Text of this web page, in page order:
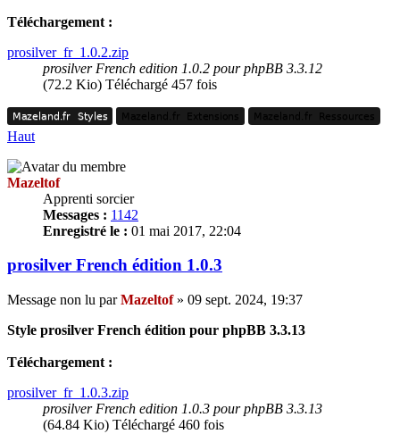
Téléchargement :
prosilver_fr_1.0.2.zip
prosilver French edition 1.0.2 pour phpBB 3.3.12
(72.2 Kio) Téléchargé 457 fois
Mazeland.fr
Mazeland.fr Styles
Styles Mazeland.fr
Mazeland.fr Extensions
Extensions Mazeland.fr
Mazeland.fr Ressources
Ressources
Haut
Mazeltof
Apprenti sorcier
Messages : 1142
Enregistré le : 01 mai 2017, 22:04
prosilver French édition 1.0.3
Message non lu parMazeltof» 09 sept. 2024, 19:37
Style prosilver French édition pour phpBB 3.3.13
Téléchargement :
prosilver_fr_1.0.3.zip
prosilver French edition 1.0.3 pour phpBB 3.3.13
(64.84 Kio) Téléchargé 460 fois